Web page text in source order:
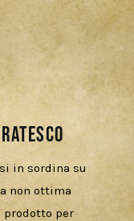
in sordina su
non ottima
prodotto per